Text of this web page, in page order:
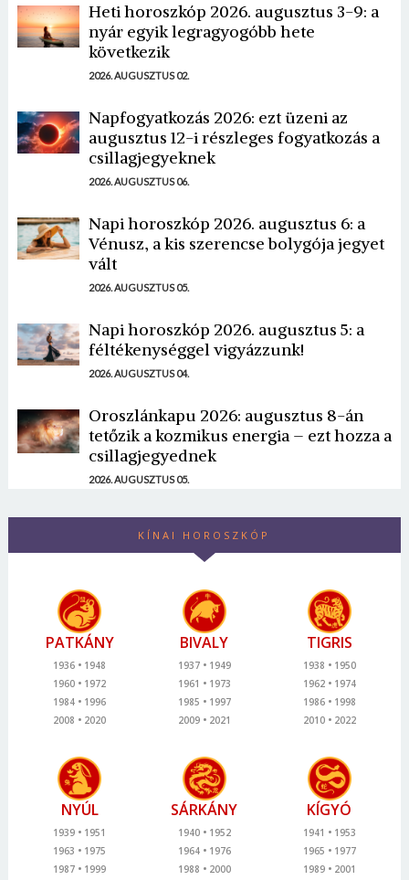
Heti horoszkóp 2026. augusztus 3-9: a
nyár egyik legragyogóbb hete
következik
2026. AUGUSZTUS 02.
Napfogyatkozás 2026: ezt üzeni az
augusztus 12-i részleges fogyatkozás a
csillagjegyeknek
2026. AUGUSZTUS 06.
Napi horoszkóp 2026. augusztus 6: a
Vénusz, a kis szerencse bolygója jegyet
vált
2026. AUGUSZTUS 05.
Napi horoszkóp 2026. augusztus 5: a
féltékenységgel vigyázzunk!
2026. AUGUSZTUS 04.
Oroszlánkapu 2026: augusztus 8-án
tetőzik a kozmikus energia – ezt hozza a
csillagjegyednek
2026. AUGUSZTUS 05.
KÍNAI HOROSZKÓP
PATKÁNY
1936
1948
1960
1972
1984
1996
2008
2020
BIVALY
1937
1949
1961
1973
1985
1997
2009
2021
TIGRIS
1938
1950
1962
1974
1986
1998
2010
2022
NYÚL
1939
1951
1963
1975
1987
1999
SÁRKÁNY
1940
1952
1964
1976
1988
2000
KÍGYÓ
1941
1953
1965
1977
1989
2001